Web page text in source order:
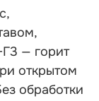
— горит
открытом
обработки